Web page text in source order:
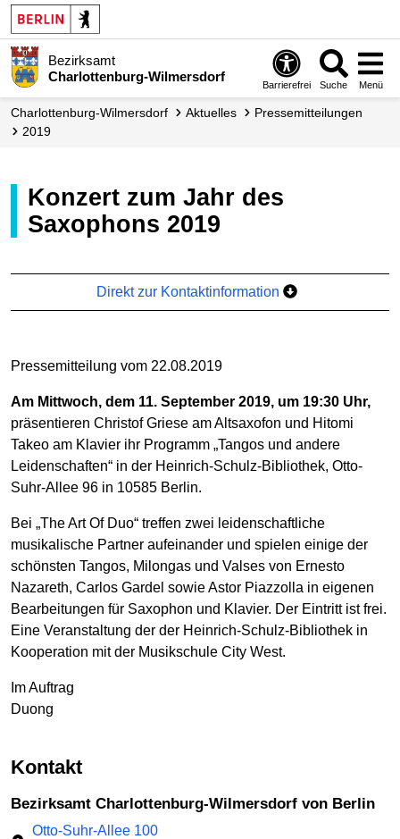
Bezirksamt
Charlottenburg-Wilmersdorf
Barrierefrei Suche Menü
Charlottenburg-Wilmersdorf Aktuelles
Presse­mitteilungen
2019
Konzert zum Jahr des
Saxophons 2019
Direkt zur Kontaktinformation
Pressemitteilung vom 22.08.2019
Am Mittwoch, dem 11. September 2019, um 19:30 Uhr,
präsentieren Christof Griese am Altsaxofon und Hitomi
Takeo am Klavier ihr Programm „Tangos und andere
Leidenschaften“ in der Heinrich-Schulz-Bibliothek, Otto-
Suhr-Allee 96 in 10585 Berlin.
Bei „The Art Of Duo“ treffen zwei leidenschaftliche
musikalische Partner aufeinander und spielen einige der
schönsten Tangos, Milongas und Valses von Ernesto
Nazareth, Carlos Gardel sowie Astor Piazzolla in eigenen
Bearbeitungen für Saxophon und Klavier. Der Eintritt ist frei.
Eine Veranstaltung der der Heinrich-Schulz-Bibliothek in
Kooperation mit der Musikschule City West.
Im Auftrag
Duong
Kontakt
Bezirksamt Charlottenburg-Wilmersdorf von Berlin
Otto-Suhr-Allee 100